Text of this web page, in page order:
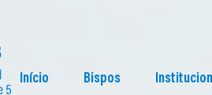
Início Bispos